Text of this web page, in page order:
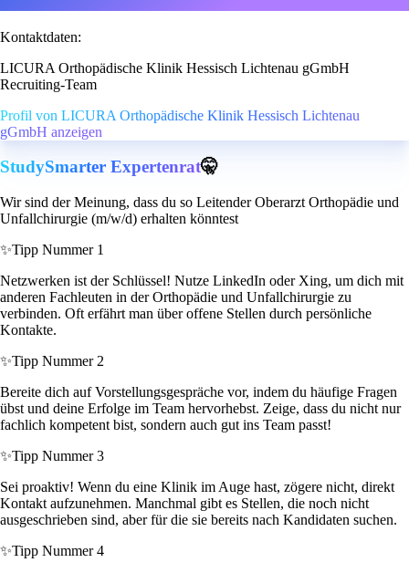
Kontaktdaten:
LICURA Orthopädische Klinik Hessisch Lichtenau gGmbH
Recruiting-Team
Profil von LICURA Orthopädische Klinik Hessisch Lichtenau
gGmbH anzeigen
StudySmarter Expertenrat🤫
Wir sind der Meinung, dass du so Leitender Oberarzt Orthopädie und
Unfallchirurgie (m/w/d) erhalten könntest
✨Tipp Nummer 1
Netzwerken ist der Schlüssel! Nutze LinkedIn oder Xing, um dich mit
anderen Fachleuten in der Orthopädie und Unfallchirurgie zu
verbinden. Oft erfährt man über offene Stellen durch persönliche
Kontakte.
✨Tipp Nummer 2
Bereite dich auf Vorstellungsgespräche vor, indem du häufige Fragen
übst und deine Erfolge im Team hervorhebst. Zeige, dass du nicht nur
fachlich kompetent bist, sondern auch gut ins Team passt!
✨Tipp Nummer 3
Sei proaktiv! Wenn du eine Klinik im Auge hast, zögere nicht, direkt
Kontakt aufzunehmen. Manchmal gibt es Stellen, die noch nicht
ausgeschrieben sind, aber für die sie bereits nach Kandidaten suchen.
✨Tipp Nummer 4